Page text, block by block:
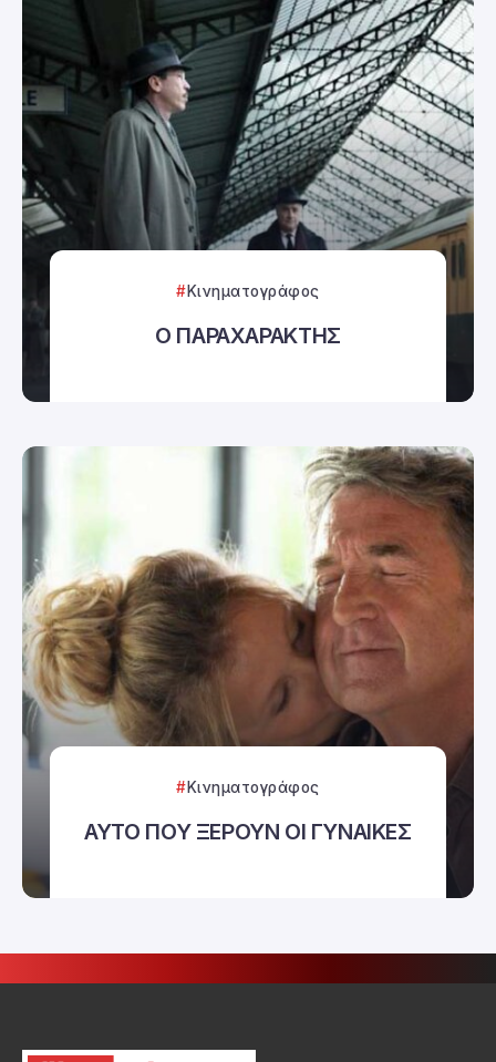
Κινηματογράφος
Ο ΠΑΡΑΧΑΡΑΚΤΗΣ
Κινηματογράφος
ΑΥΤΟ ΠΟΥ ΞΕΡΟΥΝ ΟΙ ΓΥΝΑΙΚΕΣ